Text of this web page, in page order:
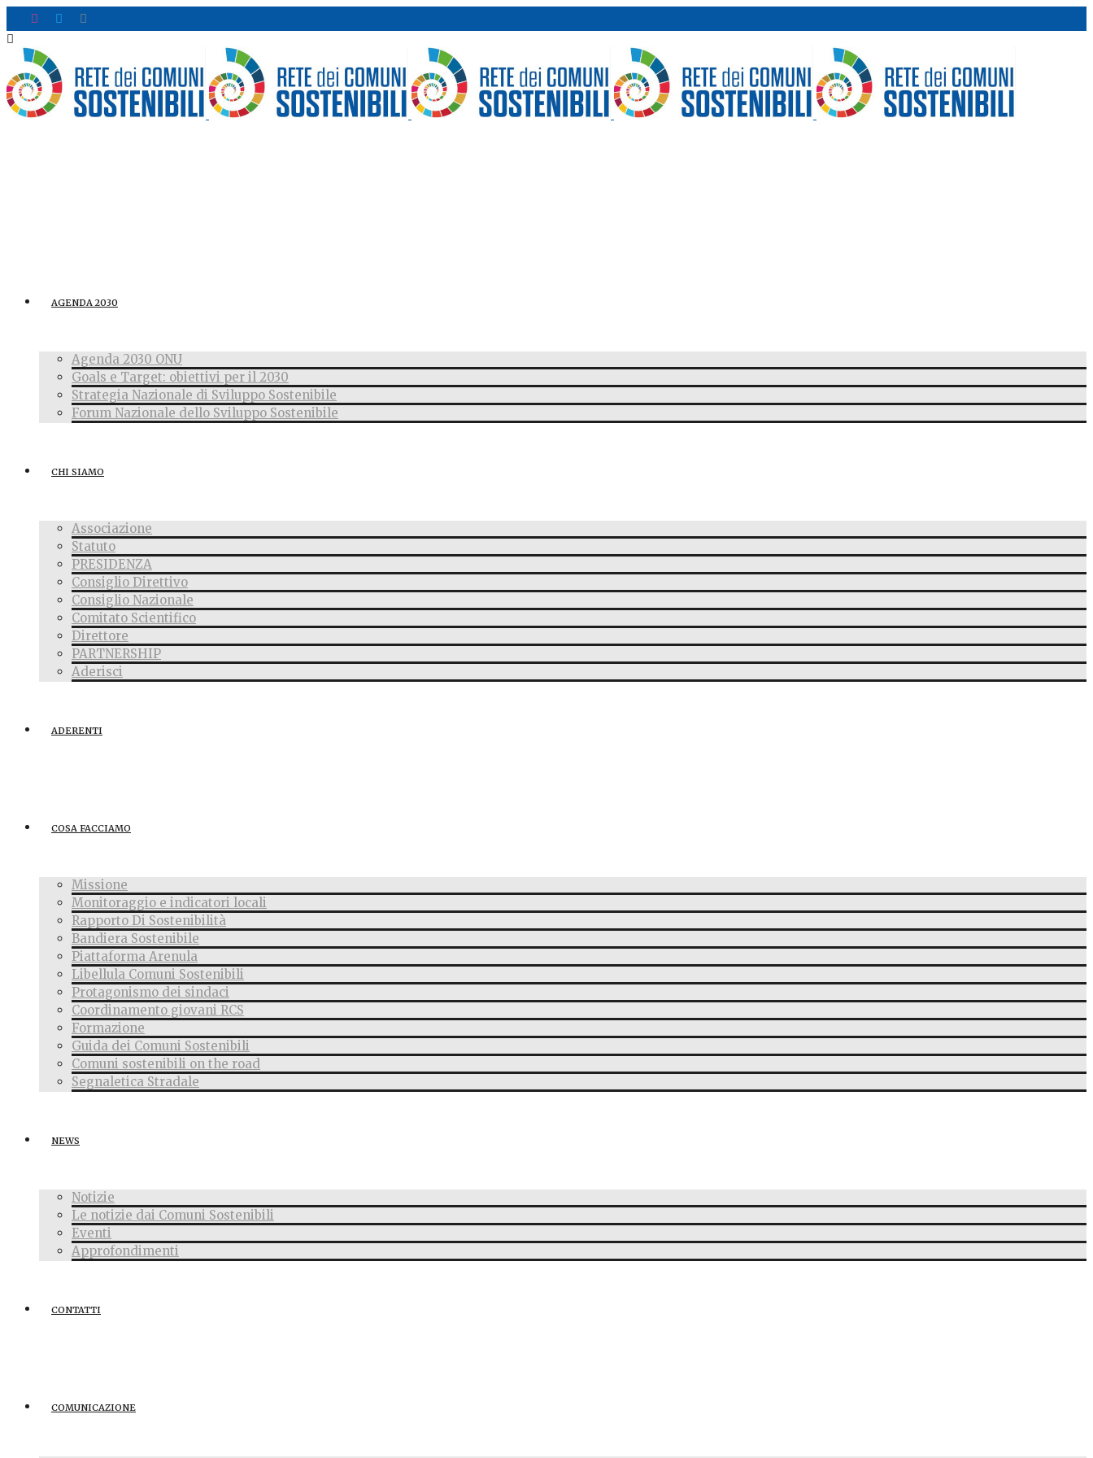
AGENDA 2030
Agenda 2030 ONU
Goals e Target: obiettivi per il 2030
Strategia Nazionale di Sviluppo Sostenibile
Forum Nazionale dello Sviluppo Sostenibile
CHI SIAMO
Associazione
Statuto
PRESIDENZA
Consiglio Direttivo
Consiglio Nazionale
Comitato Scientifico
Direttore
PARTNERSHIP
Aderisci
ADERENTI
COSA FACCIAMO
Missione
Monitoraggio e indicatori locali
Rapporto Di Sostenibilità
Bandiera Sostenibile
Piattaforma Arenula
Libellula Comuni Sostenibili
Protagonismo dei sindaci
Coordinamento giovani RCS
Formazione
Guida dei Comuni Sostenibili
Comuni sostenibili on the road
Segnaletica Stradale
NEWS
Notizie
Le notizie dai Comuni Sostenibili
Eventi
Approfondimenti
CONTATTI
COMUNICAZIONE